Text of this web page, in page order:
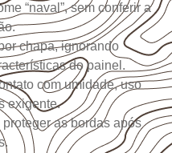
“naval”, sem conferir a
chapa, ignorando
do painel.
com umidade, uso
exigente.
as bordas após